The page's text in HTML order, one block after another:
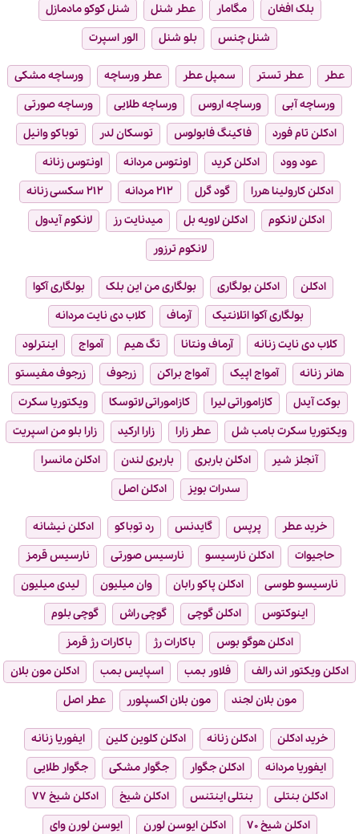
بلک افغان
مگامار عطر شنل
شنل کوکو مادمازل
شنل چنس
بلو شنل الور اسپرت
عطر عطر تستر سمپل عطر عطر ورساچه
ورساچه مشکی
ورساچه آبی
ورساچه اروس ورساچه طلایی
ورساچه صورتی
ادکلن تام فورد
فاکینگ فابولوس توسکان لدر
توباکو وانیل
عود وود
ادکلن کرید اونتوس مردانه
اونتوس زنانه
ادکلن کارولینا هررا
گود گرل ۲۱۲ مردانه
۲۱۲ سکسی زنانه
ادکلن لانکوم
ادکلن لاویه بل میدنایت رز
لانکوم آیدول
لانکوم ترزور
ادکلن ادکلن بولگاری بولگاری من این بلک
بولگاری آکوا
بولگاری آکوا اتلانتیک
آرماف
کلاب دی نایت مردانه
کلاب دی نایت زنانه
آرماف ونتانا تگ هیم آمواج
اینترلود
هانر زنانه
آمواج اپیک آمواج براکن زرجوف
زرجوف مفیستو
بوکت آیدل
کازاموراتی لیرا کازاموراتی لاتوسکا
ویکتوریا سکرت
ویکتوریا سکرت بامب شل
عطر زارا زارا ارکید
زارا بلو من اسپریت
آنجلز شیر
ادکلن باربری باربری لندن
ادکلن مانسرا
سدرات بویز
ادکلن اصل
خرید عطر پرپس گایدنس رد توباکو
ادکلن نیشانه
حاجیوات
ادکلن نارسیسو نارسیس صورتی
نارسیس قرمز
نارسیسو طوسی
ادکلن پاکو رابان وان میلیون
لیدی میلیون
اینوکتوس
ادکلن گوچی گوچی راش
گوچی بلوم
ادکلن هوگو بوس
باکارات رژ
باکارات رژ قرمز
ادکلن ویکتور اند رالف
فلاور بمب اسپایس بمب
ادکلن مون بلان
مون بلان لجند
مون بلان اکسپلورر عطر اصل
خرید ادکلن ادکلن زنانه ادکلن کلوین کلین
ایفوریا زنانه
ایفوریا مردانه
ادکلن جگوار جگوار مشکی
جگوار طلایی
ادکلن بنتلی
بنتلی اینتنس ادکلن شیخ
ادکلن شیخ ۷۷
ادکلن شیخ ۷۰
ادکلن ایوسن لورن
ایوسن لورن وای